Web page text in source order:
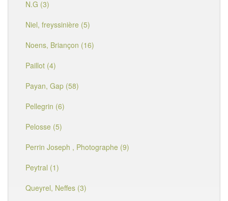
N.G (3)
Niel, freyssinière (5)
Noens, Briançon (16)
Paillot (4)
Payan, Gap (58)
Pellegrin (6)
Pelosse (5)
Perrin Joseph , Photographe (9)
Peytral (1)
Queyrel, Neffes (3)